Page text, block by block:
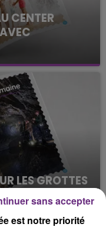
CENTER
LES GROTTES
est notre priorité
sans accepter